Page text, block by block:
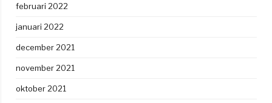
februari 2022
januari 2022
december 2021
november 2021
oktober 2021